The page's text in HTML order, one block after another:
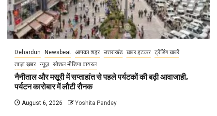
Dehardun Newsbeat आपका शहर उत्तराखंड खबर हटकर ट्रेंडिंग खबरें
ताज़ा ख़बर न्यूज़ सोशल मीडिया वायरल
नैनीताल और मसूरी में सप्ताहांत से पहले पर्यटकों की बढ़ी आवाजाही,
पर्यटन कारोबार में लौटी रौनक
August 6, 2026 Yoshita Pandey